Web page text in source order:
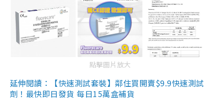
點擊圖片放大
延伸閱讀：【快速測試套裝】鄰住買開賣$9.9快速測試
劑！最快即日發貨 每日15萬盒補貨